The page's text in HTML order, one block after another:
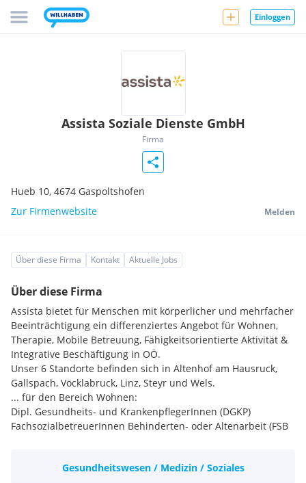
Einloggen
Assista Soziale Dienste GmbH
Firma
Hueb 10, 4674 Gaspoltshofen
Zur Firmenwebsite
Melden
Über diese Firma Kontakt Aktuelle Jobs
Über diese Firma
Assista bietet für Menschen mit körperlicher und mehrfacher
Beeinträchtigung ein differenziertes Angebot für Wohnen,
Therapie, Mobile Betreuung, Fähigkeitsorientierte Aktivität &
Integrative Beschäftigung in OÖ.
Unser 6 Standorte befinden sich in Altenhof am Hausruck,
Gallspach, Vöcklabruck, Linz, Steyr und Wels.
... für den Bereich Wohnen:
Dipl. Gesundheits- und KrankenpflegerInnen (DGKP)
FachsozialbetreuerInnen Behinderten- oder Altenarbeit (FSB
PflegeassistentInnenGesundheitswesen / Medizin / Soziales